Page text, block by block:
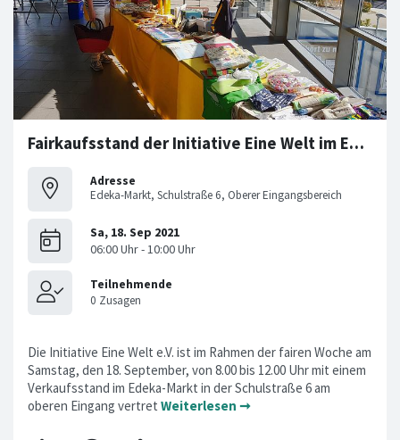
Fairkaufsstand der Initiative Eine Welt im Edeka - oberer Eingangsbereich
Adresse
Edeka-Markt, Schulstraße 6, Oberer Eingangsbereich
Die Initiative Eine Welt e.V. ist im Rahmen der fairen Woche am
Samstag, den 18. September, von 8.00 bis 12.00 Uhr mit einem
Verkaufsstand im Edeka-Markt in der Schulstraße 6 am
oberen Eingang vertret Weiterlesen ➞